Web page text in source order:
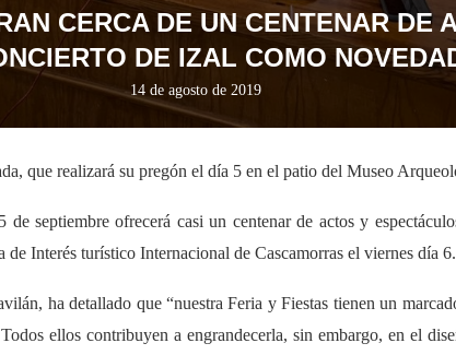
CERCA DE UN CENTENAR DE
DE IZAL COMO
14 de agosto de 2019
que realizará su pregón el día 5 en el patio del Museo
septiembre ofrecerá casi un centenar de actos y
Interés turístico Internacional de Cascamorras el viernes día 6.
ha detallado que “nuestra Feria y Fiestas tienen un
ellos contribuyen a engrandecerla, sin embargo, en el